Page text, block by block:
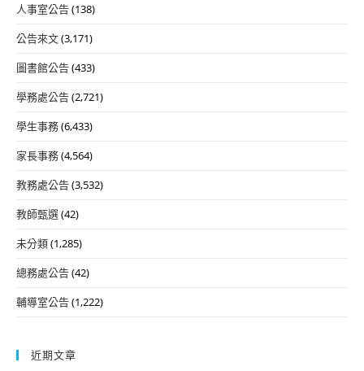
人事室公告(138)
公告來文(3,171)
圖書館公告(433)
學務處公告(2,721)
學生事務(6,433)
家長事務(4,564)
教務處公告(3,532)
教師甄選(42)
未分類(1,285)
總務處公告(42)
輔導室公告(1,222)
近期文章